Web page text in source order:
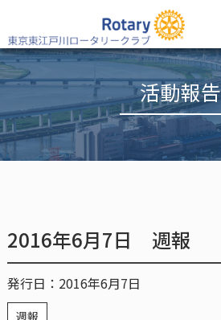
活動報告
2016年6月7日 週報
発行日：2016年6月7日
週報